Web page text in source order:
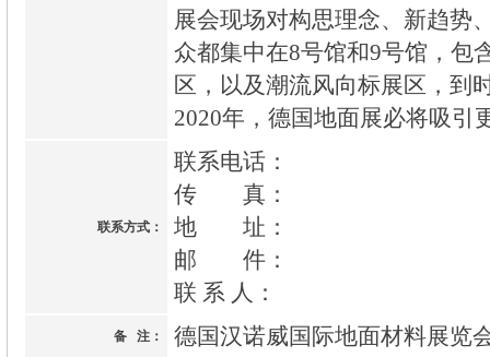
展会现场对构思理念、新趋势
众都集中在8号馆和9号馆，包
区，以及潮流风向标展区，到
2020年，德国地面展必将吸引
联系方式：
联系电话：
传 真：
地 址：
邮 件：
联 系 人：
备 注： 德国汉诺威国际地面材料展览